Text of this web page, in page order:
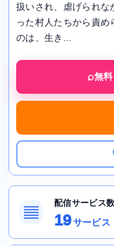
扱いされ、虐げられな
った村人たちから責
のは、生き...
無
▤
配信サービス数
19サービス